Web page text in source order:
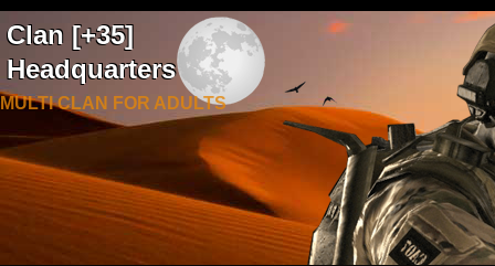
Clan [+35]
Headquarters
MULTI CLAN FOR ADULTS